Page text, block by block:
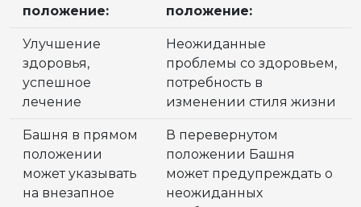
положение:
положение:
Улучшение
здоровья,
успешное
лечение
Неожиданные
проблемы со здоровьем,
потребность в
изменении стиля жизни
Башня в прямом
положении
может указывать
на внезапное
В перевернутом
положении Башня
может предупреждать о
неожиданных